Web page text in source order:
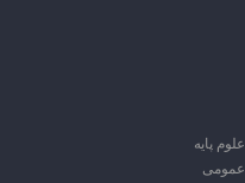
علوم پایه
عمومی